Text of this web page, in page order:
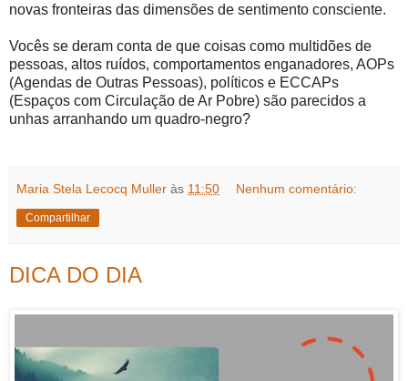
novas fronteiras das dimensões de sentimento consciente.
Vocês se deram conta de que coisas como multidões de
pessoas, altos ruídos, comportamentos enganadores, AOPs
(Agendas de Outras Pessoas), políticos e ECCAPs
(Espaços com Circulação de Ar Pobre) são parecidos a
unhas arranhando um quadro-negro?
Maria Stela Lecocq Muller às 11:50 Nenhum comentário:
Compartilhar
DICA DO DIA